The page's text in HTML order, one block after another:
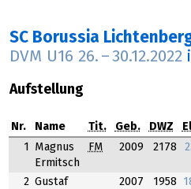
SC Borussia
DVM U16 26. – 30.12.2022
Aufstellung
Nr. Name Tit. Geb. DWZ
1
Magnus
Ermitsch
FM 2009 2178
2 Gustaf
2007 1958